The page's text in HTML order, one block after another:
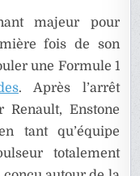
majeur pour
fois de son
une Formule 1
. Après l’arrêt
Enstone
tant qu’équipe
totalement